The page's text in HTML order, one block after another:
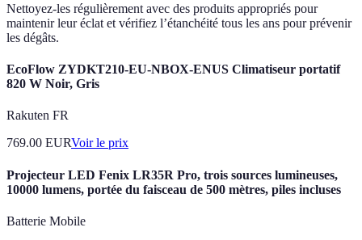
Nettoyez-les régulièrement avec des produits appropriés pour
maintenir leur éclat et vérifiez l’étanchéité tous les ans pour prévenir
les dégâts.
EcoFlow ZYDKT210-EU-NBOX-ENUS Climatiseur portatif
820 W Noir, Gris
Rakuten FR
769.00 EURVoir le prix
Projecteur LED Fenix LR35R Pro, trois sources lumineuses,
10000 lumens, portée du faisceau de 500 mètres, piles incluses
Batterie Mobile